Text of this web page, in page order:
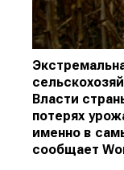
Власти
потерях
именно в
сообщает